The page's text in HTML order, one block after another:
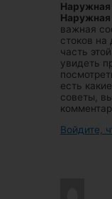
Наружная
Наружная
важная
стоков на
часть
увидеть
есть
советы,
Войдите,